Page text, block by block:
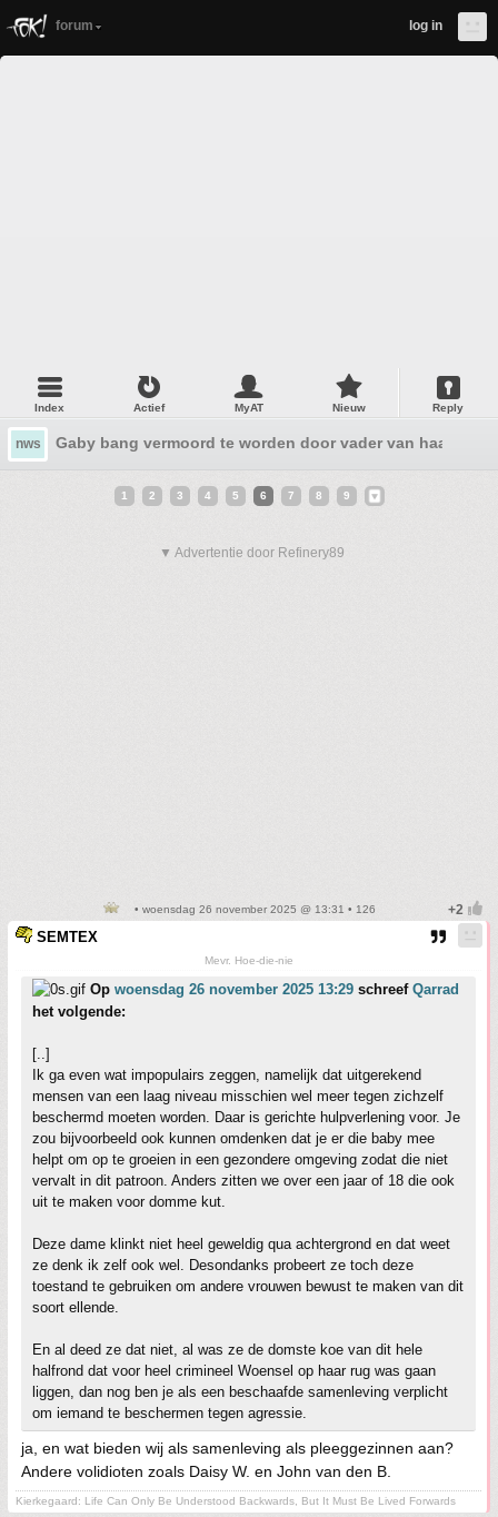
forum log in
Index Actief MyAT Nieuw Reply
nws Gaby bang vermoord te worden door vader van haar 7
1 2 3 4 5 6 7 8 9
▼ Advertentie door Refinery89
• woensdag 26 november 2025 @ 13:31 • 126
SEMTEX
Mevr. Hoe-die-nie
Op woensdag 26 november 2025 13:29 schreef Qarrad
het volgende:
[..]
Ik ga even wat impopulairs zeggen, namelijk dat uitgerekend
mensen van een laag niveau misschien wel meer tegen zichzelf
beschermd moeten worden. Daar is gerichte hulpverlening voor. Je
zou bijvoorbeeld ook kunnen omdenken dat je er die baby mee
helpt om op te groeien in een gezondere omgeving zodat die niet
vervalt in dit patroon. Anders zitten we over een jaar of 18 die ook
uit te maken voor domme kut.
Deze dame klinkt niet heel geweldig qua achtergrond en dat weet
ze denk ik zelf ook wel. Desondanks probeert ze toch deze
toestand te gebruiken om andere vrouwen bewust te maken van dit
soort ellende.
En al deed ze dat niet, al was ze de domste koe van dit hele
halfrond dat voor heel crimineel Woensel op haar rug was gaan
liggen, dan nog ben je als een beschaafde samenleving verplicht
om iemand te beschermen tegen agressie.
ja, en wat bieden wij als samenleving als pleeggezinnen aan?
Andere volidioten zoals Daisy W. en John van den B.
Kierkegaard: Life Can Only Be Understood Backwards, But It Must Be Lived Forwards